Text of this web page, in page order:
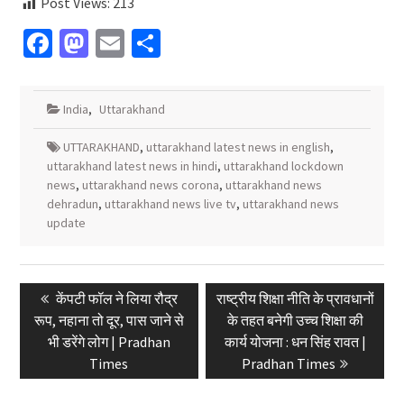
Facebook
Mastodon
EmailShare
India, Uttarakhand
UTTARAKHAND, uttarakhand latest news in english,
uttarakhand latest news in hindi, uttarakhand lockdown
news, uttarakhand news corona, uttarakhand news
dehradun, uttarakhand news live tv, uttarakhand news
update
navigation
Previous
post:
केंपटी फॉल ने लिया रौद्र
रूप, नहाना तो दूर, पास जाने से
भी डरेंगे लोग | Pradhan
Times
Next
post:
राष्ट्रीय शिक्षा नीति के प्रावधानों
के तहत बनेगी उच्च शिक्षा की
कार्य योजना : धन सिंह रावत |
Pradhan Times